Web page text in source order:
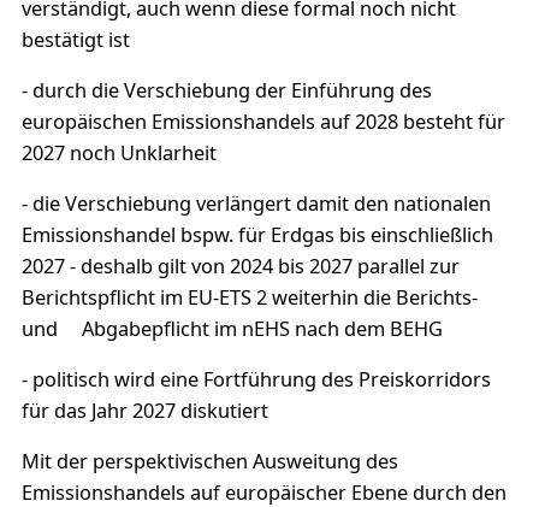
verständigt, auch wenn diese formal noch nicht
bestätigt ist
- durch die Verschiebung der Einführung des
europäischen Emissionshandels auf 2028 besteht für
2027 noch Unklarheit
- die Verschiebung verlängert damit den nationalen
Emissionshandel bspw. für Erdgas bis einschließlich
2027 - deshalb gilt von 2024 bis 2027 parallel zur
Berichtspflicht im EU-ETS 2 weiterhin die Berichts-
und Abgabepflicht im nEHS nach dem BEHG
- politisch wird eine Fortführung des Preiskorridors
für das Jahr 2027 diskutiert
Mit der perspektivischen Ausweitung des
Emissionshandels auf europäischer Ebene durch den